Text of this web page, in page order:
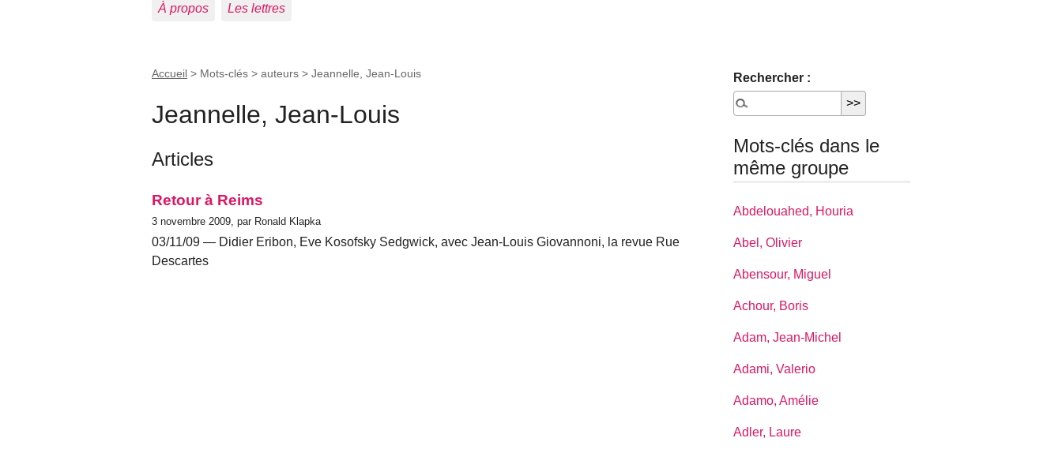
À propos Les lettres
Accueil > Mots-clés > auteurs > Jeannelle, Jean-Louis
Jeannelle, Jean-Louis
Articles
Retour à Reims
3 novembre 2009, par Ronald Klapka
03/11/09 — Didier Eribon, Eve Kosofsky Sedgwick, avec Jean-Louis Giovannoni, la revue Rue
Descartes
Rechercher :
Mots-clés dans le
même groupe
Abdelouahed, Houria
Abel, Olivier
Abensour, Miguel
Achour, Boris
Adam, Jean-Michel
Adami, Valerio
Adamo, Amélie
Adler, Laure